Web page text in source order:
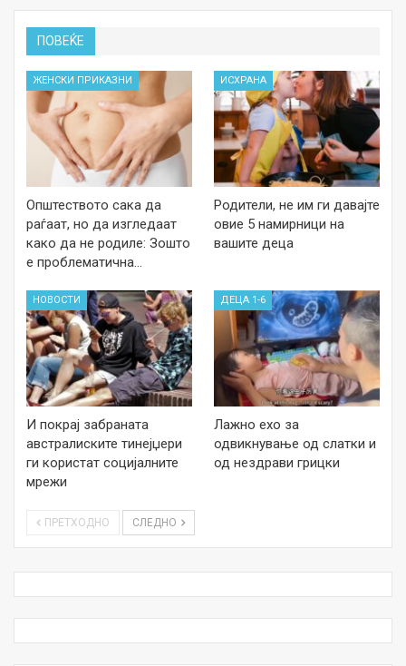
ПОВЕЌЕ
ЖЕНСКИ ПРИКАЗНИ
Општеството сака да
раѓаат, но да изгледаат
како да не родиле: Зошто
е проблематична…
ИСХРАНА
Родители, не им ги давајте
овие 5 намирници на
вашите деца
НОВОСТИ
И покрај забраната
австралиските тинејџери
ги користат социјалните
мрежи
ДЕЦА 1-6
Лажно ехо за
одвикнување од слатки и
од нездрави грицки
ПРЕТХОДНО СЛЕДНО